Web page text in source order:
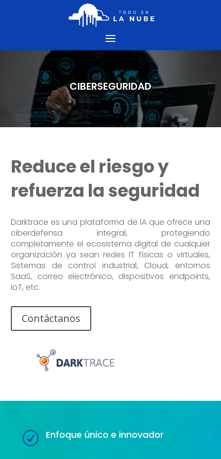
CIBERSEGURIDAD
Reduce el riesgo y
refuerza la seguridad
Darktrace es una plataforma de IA que ofrece una
ciberdefensa integral, protegiendo
completamente el ecosistema digital de cualquier
organización ya sean redes IT físicas o virtuales,
Sistemas de control industrial, Cloud, entornos
SaaS, correo electrónico, dispositivos endpoints,
IoT, etc.
Contáctanos
R Enfoque único e innovador